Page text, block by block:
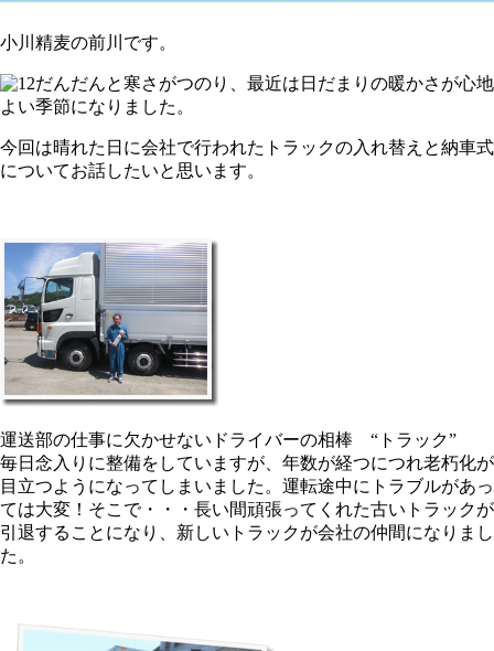
小川精麦の前川です。
だんだんと寒さがつのり、最近は日だまりの暖かさが心地
よい季節になりました。
今回は晴れた日に会社で行われたトラックの入れ替えと納車式
についてお話したいと思います。
運送部の仕事に欠かせないドライバーの相棒 “トラック”
毎日念入りに整備をしていますが、年数が経つにつれ老朽化が
目立つようになってしまいました。運転途中にトラブルがあっ
ては大変！そこで・・・長い間頑張ってくれた古いトラックが
引退することになり、新しいトラックが会社の仲間になりまし
た。